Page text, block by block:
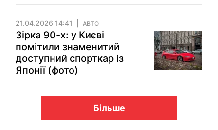
21.04.2026 14:41 АВТО
Зірка 90-х: у Києві
помітили знаменитий
доступний спорткар із
Японії (фото)
Більше